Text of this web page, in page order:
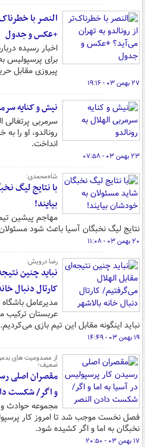
النصر با
+عکس و جدول
اخبار رسیده
برای پرسپولیس
پیروزی مقابل
۲۷ بهمن ۰۳ - ۱۹:۱۶
نیش و کنایه
سرمربی پرتغالی
رونالدو، او را
انداخت.
۲۳ بهمن ۰۳ - ۰۷:۵۸
شاه‌محمدی:
با نتایج لیگ
بیایند!
مهاجم پیشین
نتایج لیگ نخبگان آسیا باعث شود
۲۰ بهمن ۰۳ - ۱۱:۰۸
رضا درویش:‌
نباید چنین
کارتال دنبال
مدیرعامل
عربستان ترکیب
نباید اینگونه مقابل این تیم بازی می‌کردیم.
۱۹ بهمن ۰۳ - ۱۴:۴۹
از مصدومیت های
ضعیف؛
مقصران اصلی
و اگر/ شکست
مجموعه حوادث
فصل نخست موجب شد تا امروز کار
نخبگان به اما و اگر کشیده شود.
۱۷ بهمن ۰۳ - ۲۰:۵۰